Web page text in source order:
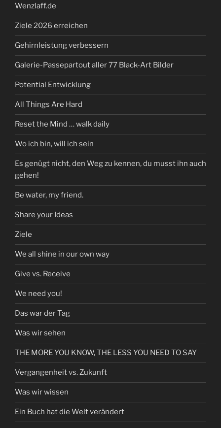
Wenzlaff.de
Ziele 2026 erreichen
Gehirnleistung verbessern
Galerie-Passepartout aller 77 Black-Art Bilder
Potential Entwicklung
All Things Are Hard
Reset the Mind … walk daily
Wo ich bin, will ich sein
Es genügt nicht, den Weg zu kennen, du musst ihn auch
gehen!
Be water, my friend.
Share your Ideas
Ziele
We all shine in our own way
Give vs. Receive
We need you!
Das war der Tag
Was wir sehen
THE MORE YOU KNOW, THE LESS YOU NEED TO SAY
Vergangenheit vs. Zukunft
Was wir wissen
Ein Buch hat die Welt verändert